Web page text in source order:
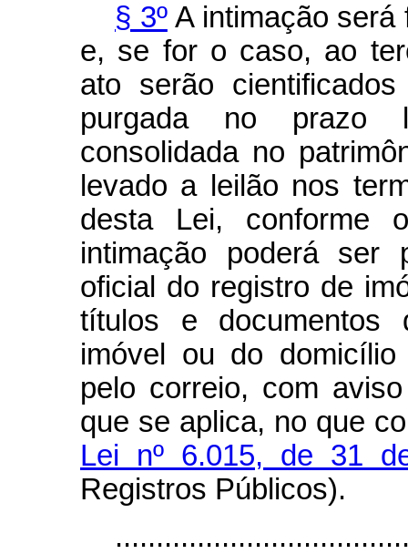
§ 3ºA intimação será
e, se for o caso, ao
ato serão
purgada no prazo
consolidada no
levado a leilão nos
desta Lei, conforme
intimação poderá ser
oficial do registro de
títulos e documentos
imóvel ou do
pelo correio, com
que se aplica, no que
Lei nº 6.015, de 31
Registros Públicos).